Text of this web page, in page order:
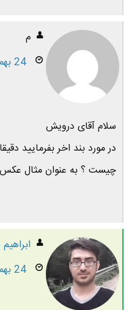
م
24 بهمن 1394
سلام آقای درویش
در مورد بند اخر بفرمایید
چیست ؟ به عنوان مثال
24 بهمن 1394